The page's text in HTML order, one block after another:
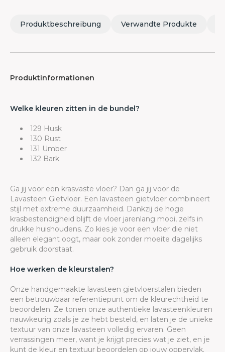
Produktbeschreibung Verwandte Produkte
Produktinformationen
Welke kleuren zitten in de bundel?
129 Husk
130 Rust
131 Umber
132 Bark
Ga jij voor een krasvaste vloer? Dan ga jij voor de
Lavasteen Gietvloer. Een lavasteen gietvloer combineert
stijl met extreme duurzaamheid. Dankzij de hoge
krasbestendigheid blijft de vloer jarenlang mooi, zelfs in
drukke huishoudens. Zo kies je voor een vloer die niet
alleen elegant oogt, maar ook zonder moeite dagelijks
gebruik doorstaat.
Hoe werken de kleurstalen?
Onze handgemaakte lavasteen gietvloerstalen bieden
een betrouwbaar referentiepunt om de kleurechtheid te
beoordelen. Ze tonen onze authentieke lavasteenkleuren
nauwkeurig zoals je ze hebt besteld, en laten je de unieke
textuur van onze lavasteen volledig ervaren. Geen
verrassingen meer, want je krijgt precies wat je ziet, en je
kunt de kleur en textuur beoordelen op jouw oppervlak.